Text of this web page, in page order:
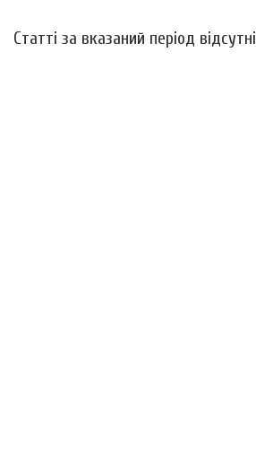
Статті за вказаний період відсутні